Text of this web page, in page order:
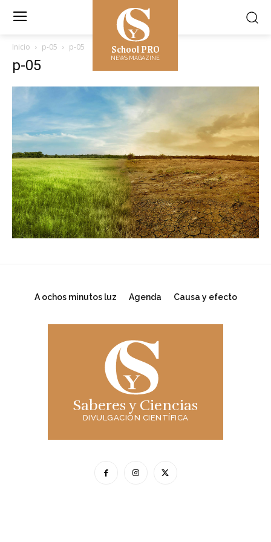
School PRO
NEWS MAGAZINE
Inicio p-05 p-05
p-05
A ochos minutos luz Agenda Causa y efecto
Saberes y Ciencias
DIVULGACIÓN CIENTÍFICA